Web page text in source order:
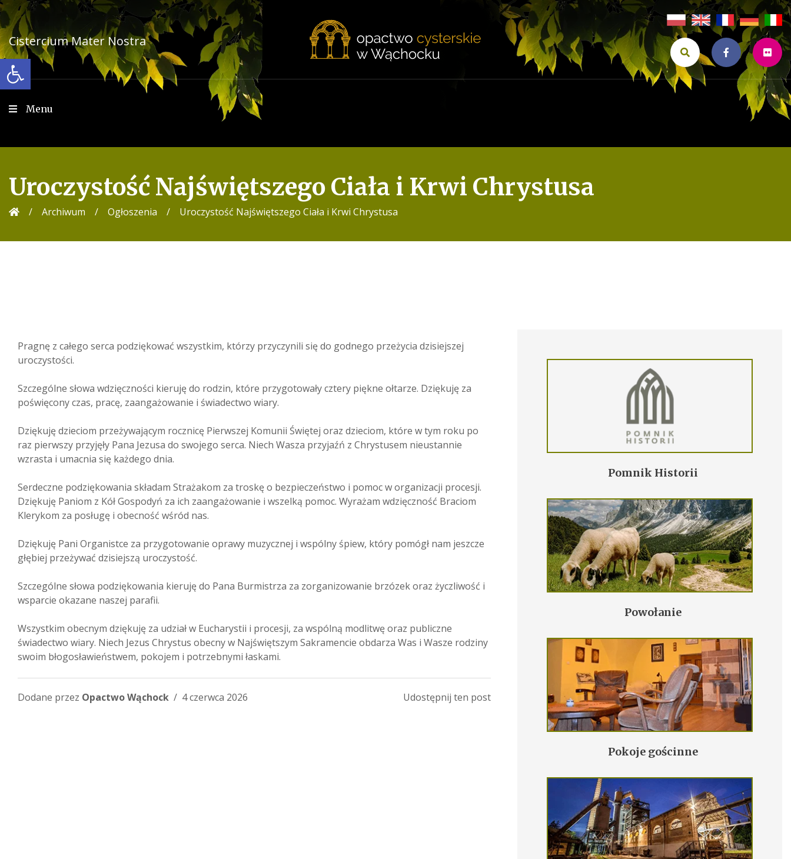
Open toolbar
Przejdź
do
treści
Cistercium Mater Nostra
Menu
Uroczystość Najświętszego Ciała i Krwi Chrystusa
/ Archiwum / Ogłoszenia / Uroczystość Najświętszego Ciała i Krwi Chrystusa
Pragnę z całego serca podziękować wszystkim, którzy przyczynili się do godnego przeżycia dzisiejszej
uroczystości.
Szczególne słowa wdzięczności kieruję do rodzin, które przygotowały cztery piękne ołtarze. Dziękuję za
poświęcony czas, pracę, zaangażowanie i świadectwo wiary.
Dziękuję dzieciom przeżywającym rocznicę Pierwszej Komunii Świętej oraz dzieciom, które w tym roku po
raz pierwszy przyjęły Pana Jezusa do swojego serca. Niech Wasza przyjaźń z Chrystusem nieustannie
wzrasta i umacnia się każdego dnia.
Serdeczne podziękowania składam Strażakom za troskę o bezpieczeństwo i pomoc w organizacji procesji.
Dziękuję Paniom z Kół Gospodyń za ich zaangażowanie i wszelką pomoc. Wyrażam wdzięczność Braciom
Klerykom za posługę i obecność wśród nas.
Dziękuję Pani Organistce za przygotowanie oprawy muzycznej i wspólny śpiew, który pomógł nam jeszcze
głębiej przeżywać dzisiejszą uroczystość.
Szczególne słowa podziękowania kieruję do Pana Burmistrza za zorganizowanie brzózek oraz życzliwość i
wsparcie okazane naszej parafii.
Wszystkim obecnym dziękuję za udział w Eucharystii i procesji, za wspólną modlitwę oraz publiczne
świadectwo wiary. Niech Jezus Chrystus obecny w Najświętszym Sakramencie obdarza Was i Wasze rodziny
swoim błogosławieństwem, pokojem i potrzebnymi łaskami.
Udostępnij ten post
Dodane przez Opactwo Wąchock / 4 czerwca 2026
Pomnik Historii
Powołanie
Pokoje gościnne